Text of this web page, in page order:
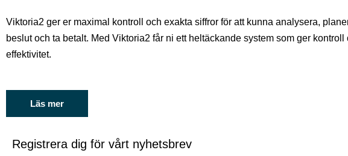
Viktoria2 ger er maximal kontroll och exakta siffror för att kunna analysera,
beslut och ta betalt. Med Viktoria2 får ni ett heltäckande system som ger kontroll
effektivitet.
Läs mer
Registrera dig för vårt nyhetsbrev